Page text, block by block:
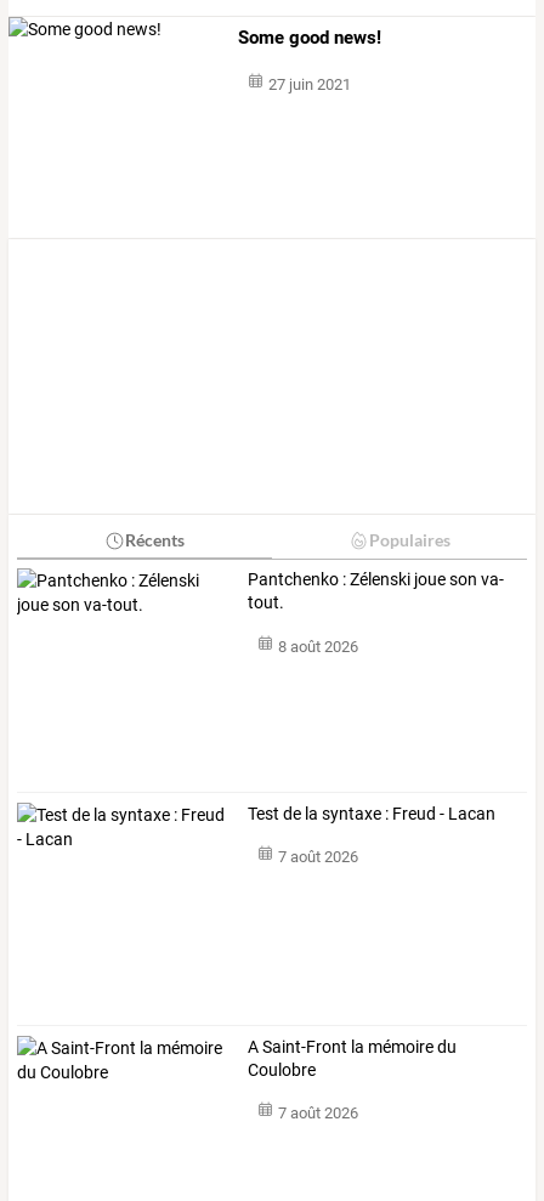
Some good news!
27 juin 2021
Récents Populaires
Pantchenko : Zélenski joue son va-
tout.
8 août 2026
Test de la syntaxe : Freud - Lacan
7 août 2026
A Saint-Front la mémoire du
Coulobre
7 août 2026